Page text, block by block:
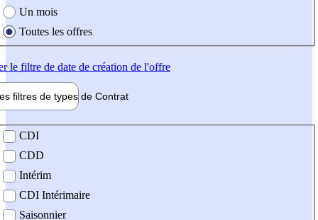
Un mois
Toutes les offres
le filtre de date de création de l'offre
filtres de types de Contrat
contrat
CDI
CDD
Intérim
CDI Intérimaire
Saisonnier